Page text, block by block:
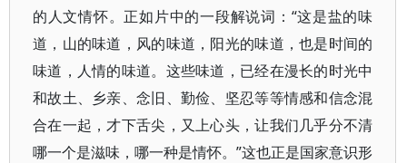
的人文情怀。正如片中的一段解说词：“这是盐的味
道，山的味道，风的味道，阳光的味道，也是时间的
味道，人情的味道。这些味道，已经在漫长的时光中
和故土、乡亲、念旧、勤俭、坚忍等等情感和信念混
合在一起，才下舌尖，又上心头，让我们几乎分不清
哪一个是滋味，哪一种是情怀。”这也正是国家意识形